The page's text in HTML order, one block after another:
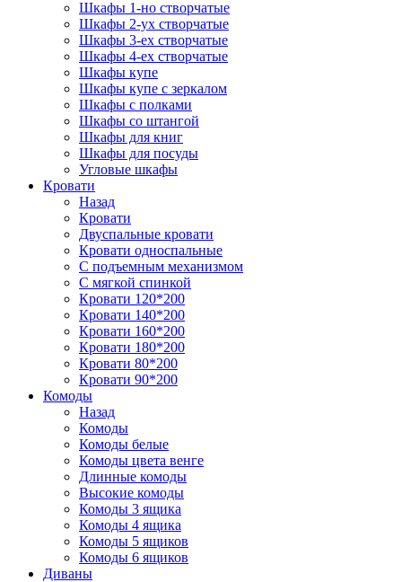
Шкафы 1-но створчатые
Шкафы 2-ух створчатые
Шкафы 3-ех створчатые
Шкафы 4-ех створчатые
Шкафы купе
Шкафы купе с зеркалом
Шкафы с полками
Шкафы со штангой
Шкафы для книг
Шкафы для посуды
Угловые шкафы
Кровати
Назад
Кровати
Двуспальные кровати
Кровати односпальные
С подъемным механизмом
С мягкой спинкой
Кровати 120*200
Кровати 140*200
Кровати 160*200
Кровати 180*200
Кровати 80*200
Кровати 90*200
Комоды
Назад
Комоды
Комоды белые
Комоды цвета венге
Длинные комоды
Высокие комоды
Комоды 3 ящика
Комоды 4 ящика
Комоды 5 ящиков
Комоды 6 ящиков
Диваны